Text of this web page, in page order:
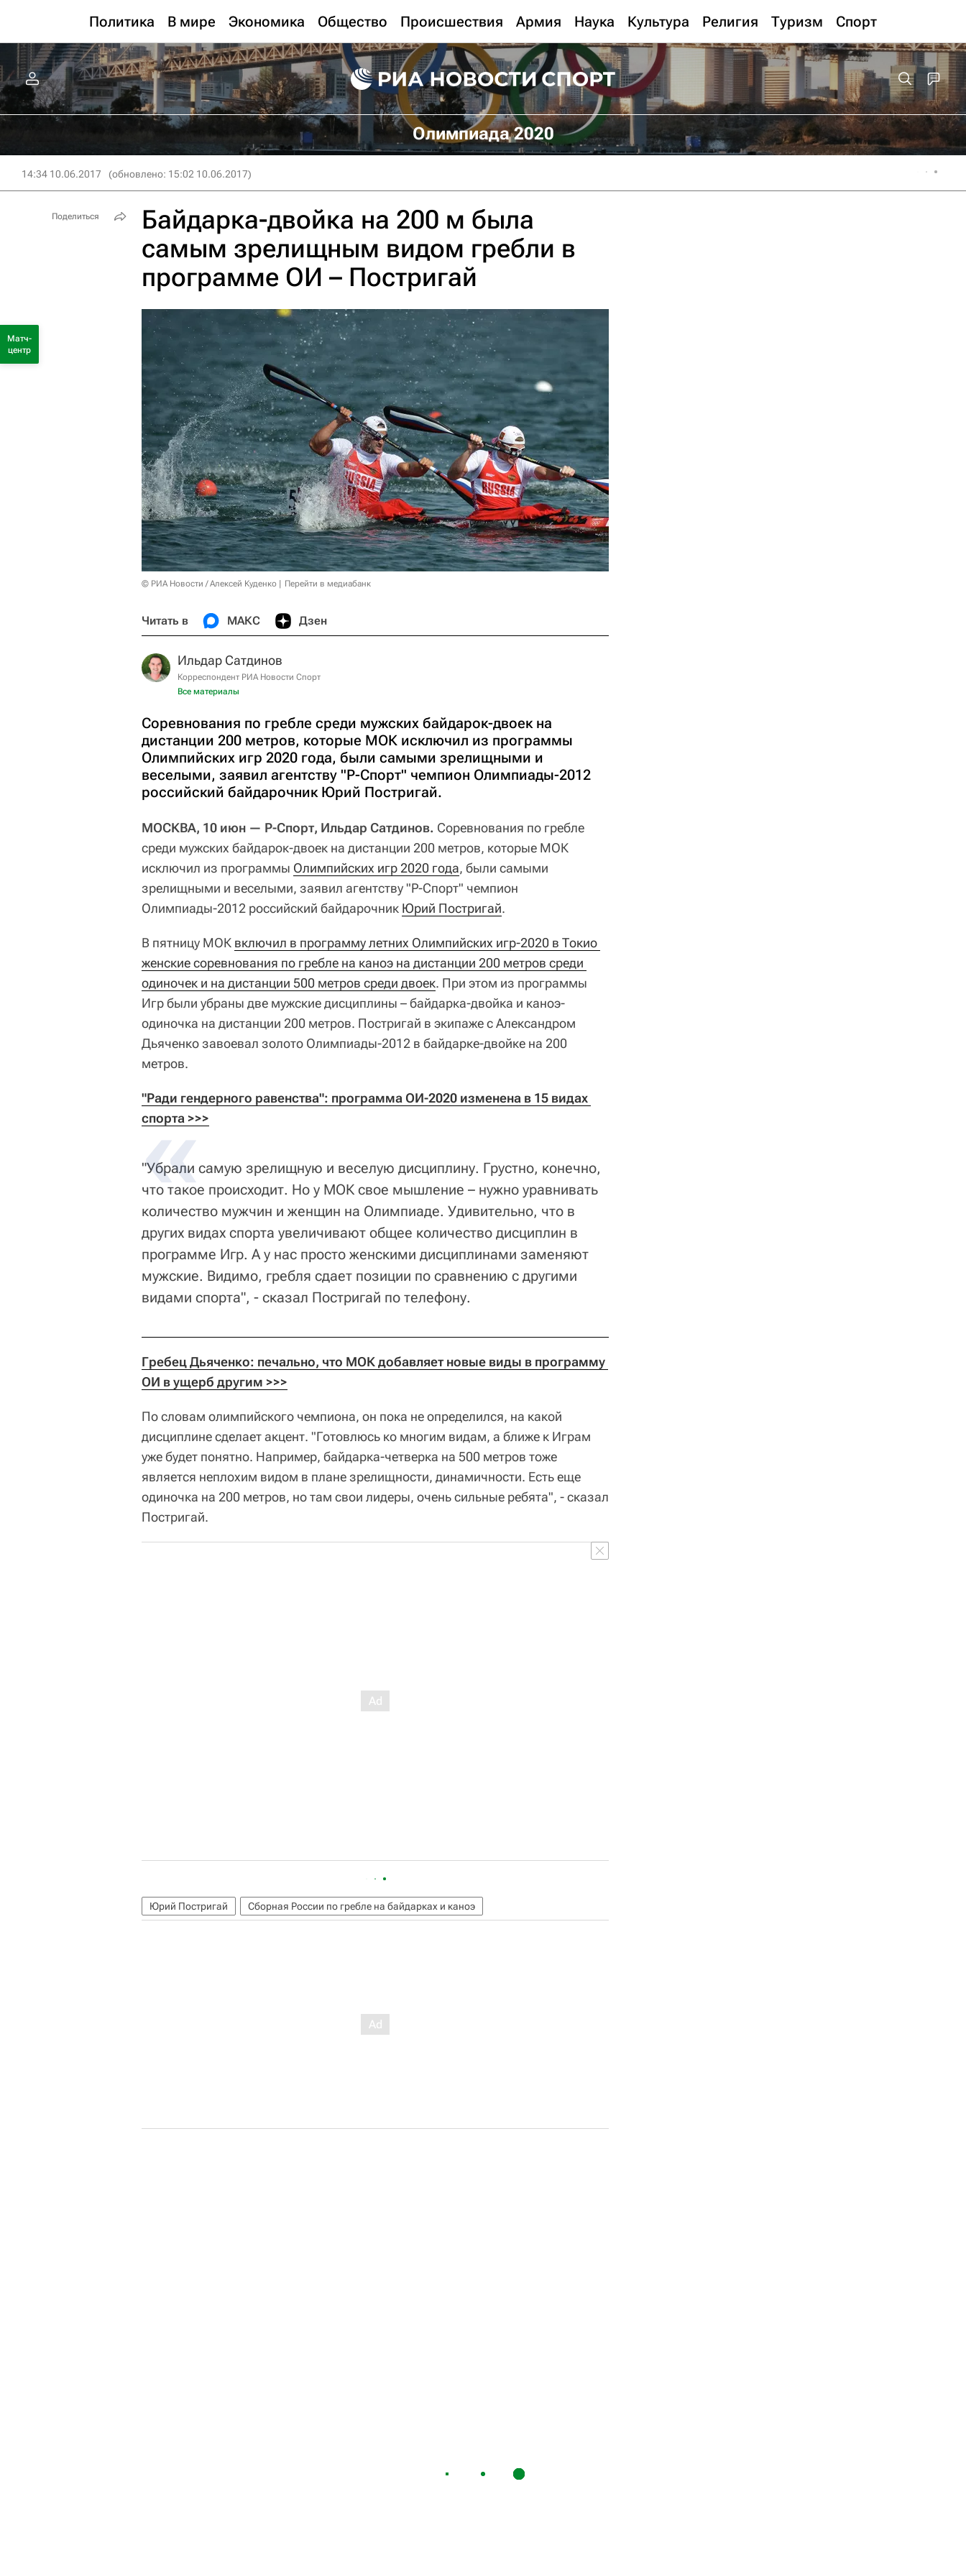
Политика В мире Экономика Общество Происшествия Армия Наука Культура Религия Туризм Спорт
Олимпиада 2020
14:34 10.06.2017 (обновлено: 15:02 10.06.2017)
Байдарка-двойка на 200 м была
самым зрелищным видом гребли в
программе ОИ – Постригай
© РИА Новости / Алексей Куденко Перейти в медиабанк
Читать в МАКС Дзен
Ильдар Сатдинов
Корреспондент РИА Новости Спорт
Все материалы
Соревнования по гребле среди мужских байдарок-двоек на
дистанции 200 метров, которые МОК исключил из программы
Олимпийских игр 2020 года, были самыми зрелищными и
веселыми, заявил агентству "Р-Спорт" чемпион Олимпиады-2012
российский байдарочник Юрий Постригай.
МОСКВА, 10 июн — Р-Спорт, Ильдар Сатдинов. Соревнования по гребле
среди мужских байдарок-двоек на дистанции 200 метров, которые МОК
исключил из программы Олимпийских игр 2020 года, были самыми
зрелищными и веселыми, заявил агентству "Р-Спорт" чемпион
Олимпиады-2012 российский байдарочник Юрий Постригай.
В пятницу МОК включил в программу летних Олимпийских игр-2020 в Токио
женские соревнования по гребле на каноэ на дистанции 200 метров среди
одиночек и на дистанции 500 метров среди двоек. При этом из программы
Игр были убраны две мужские дисциплины – байдарка-двойка и каноэ-
одиночка на дистанции 200 метров. Постригай в экипаже с Александром
Дьяченко завоевал золото Олимпиады-2012 в байдарке-двойке на 200
метров.
"Ради гендерного равенства": программа ОИ-2020 изменена в 15 видах
спорта >>>
"Убрали самую зрелищную и веселую дисциплину. Грустно, конечно,
что такое происходит. Но у МОК свое мышление – нужно уравнивать
количество мужчин и женщин на Олимпиаде. Удивительно, что в
других видах спорта увеличивают общее количество дисциплин в
программе Игр. А у нас просто женскими дисциплинами заменяют
мужские. Видимо, гребля сдает позиции по сравнению с другими
видами спорта", - сказал Постригай по телефону.
Гребец Дьяченко: печально, что МОК добавляет новые виды в программу
ОИ в ущерб другим >>>
По словам олимпийского чемпиона, он пока не определился, на какой
дисциплине сделает акцент. "Готовлюсь ко многим видам, а ближе к Играм
уже будет понятно. Например, байдарка-четверка на 500 метров тоже
является неплохим видом в плане зрелищности, динамичности. Есть еще
одиночка на 200 метров, но там свои лидеры, очень сильные ребята", - сказал
Постригай.
Юрий Постригай Сборная России по гребле на байдарках и каноэ
Поделиться
Матч-
центр